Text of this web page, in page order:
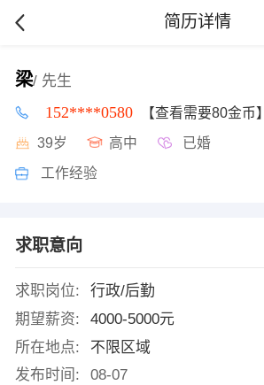
简历详情
梁/ 先生
152****0580 【查看需要80金币】
39岁 高中 已婚
工作经验
求职意向
求职岗位:
行政/后勤
期望薪资:
4000-5000元
所在地点:
不限区域
发布时间:
08-07